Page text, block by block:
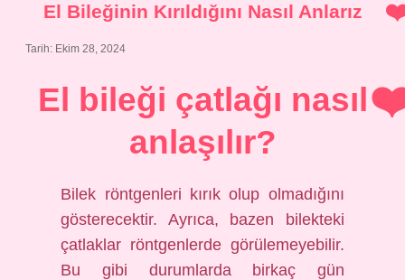
El Bileğinin Kırıldığını Nasıl Anlarız
Tarih: Ekim 28, 2024
El bileği çatlağı nasıl
anlaşılır?
Bilek röntgenleri kırık olup olmadığını
gösterecektir. Ayrıca, bazen bilekteki
çatlaklar röntgenlerde görülemeyebilir.
Bu gibi durumlarda birkaç gün